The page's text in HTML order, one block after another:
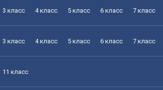
3 класс 4 класс 5 класс 6 класс 7 класс
3 класс 4 класс 5 класс 6 класс 7 класс
11 класс